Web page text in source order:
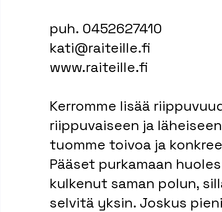
puh. 0452627410
kati@raiteille.fi
www.raiteille.fi
Kerromme lisää
riippuvaiseen ja
tuomme toivoa ja
Pääset purkamaan
kulkenut saman polun,
selvitä yksin. Joskus